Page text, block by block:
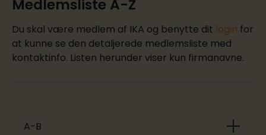
Medlemsliste A-Z
Du skal være medlem af IKA og benytte dit login for
at kunne se den detaljerede medlemsliste med
kontaktinfo. Listen herunder viser kun firmanavne.
A-B